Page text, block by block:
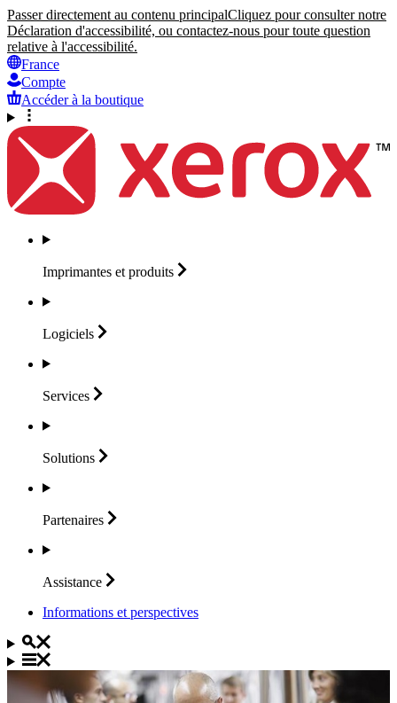
Passer directement au contenu principalCliquez pour consulter notre
Déclaration d'accessibilité, ou contactez-nous pour toute question
relative à l'accessibilité.
France
Compte
Accéder à la boutique
Imprimantes et produits
Logiciels
Services
Solutions
Partenaires
Assistance
Informations et perspectives